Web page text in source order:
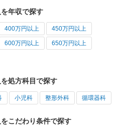
年収で探す
400万円以上 450万円以上
600万円以上 650万円以上
処方科目で探す
小児科 整形外科 循環器科
こだわり条件で探す